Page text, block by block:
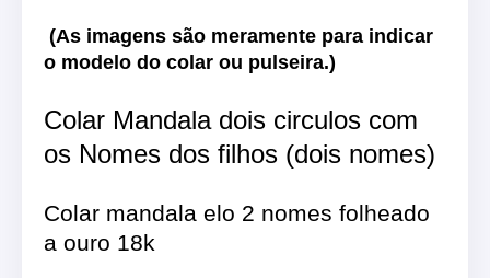
(As imagens são meramente para indicar
o modelo do colar ou pulseira.)
Colar Mandala dois circulos com
os Nomes dos filhos (dois nomes)
Colar mandala elo 2 nomes folheado
a ouro 18k